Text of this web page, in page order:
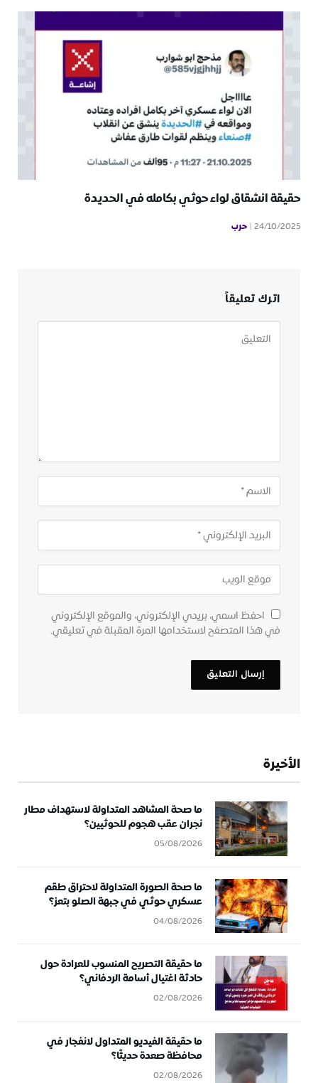
حقيقة انشقاق لواء حوثي بكامله في الحديدة
24/10/2025 حرب
اترك تعليقاً
احفظ اسمي، بريدي الإلكتروني، والموقع الإلكتروني
في هذا المتصفح لاستخدامها المرة المقبلة في تعليقي.
الأخيرة
ما صحة المشاهد المتداولة لاستهداف مطار
نجران عقب هجوم للحوثيين؟
05/08/2026
ما صحة الصورة المتداولة لاحتراق طقم
عسكري حوثي في جبهة الصلو بتعز؟
04/08/2026
ما حقيقة التصريح المنسوب للعرادة حول
حادثة اغتيال أسامة الردفاني؟
02/08/2026
ما حقيقة الفيديو المتداول لانفجار في
محافظة صعدة حديثًا؟
02/08/2026